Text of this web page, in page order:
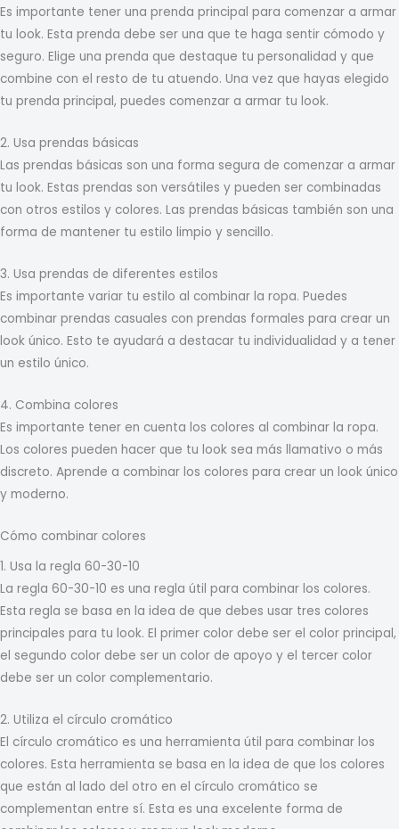
Es importante tener una prenda principal para comenzar a armar
tu look. Esta prenda debe ser una que te haga sentir cómodo y
seguro. Elige una prenda que destaque tu personalidad y que
combine con el resto de tu atuendo. Una vez que hayas elegido
tu prenda principal, puedes comenzar a armar tu look.
2. Usa prendas básicas
Las prendas básicas son una forma segura de comenzar a armar
tu look. Estas prendas son versátiles y pueden ser combinadas
con otros estilos y colores. Las prendas básicas también son una
forma de mantener tu estilo limpio y sencillo.
3. Usa prendas de diferentes estilos
Es importante variar tu estilo al combinar la ropa. Puedes
combinar prendas casuales con prendas formales para crear un
look único. Esto te ayudará a destacar tu individualidad y a tener
un estilo único.
4. Combina colores
Es importante tener en cuenta los colores al combinar la ropa.
Los colores pueden hacer que tu look sea más llamativo o más
discreto. Aprende a combinar los colores para crear un look único
y moderno.
Cómo combinar colores
1. Usa la regla 60-30-10
La regla 60-30-10 es una regla útil para combinar los colores.
Esta regla se basa en la idea de que debes usar tres colores
principales para tu look. El primer color debe ser el color principal,
el segundo color debe ser un color de apoyo y el tercer color
debe ser un color complementario.
2. Utiliza el círculo cromático
El círculo cromático es una herramienta útil para combinar los
colores. Esta herramienta se basa en la idea de que los colores
que están al lado del otro en el círculo cromático se
complementan entre sí. Esta es una excelente forma de